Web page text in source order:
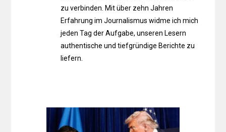
zu verbinden. Mit über zehn Jahren
Erfahrung im Journalismus widme ich mich
jeden Tag der Aufgabe, unseren Lesern
authentische und tiefgründige Berichte zu
liefern.